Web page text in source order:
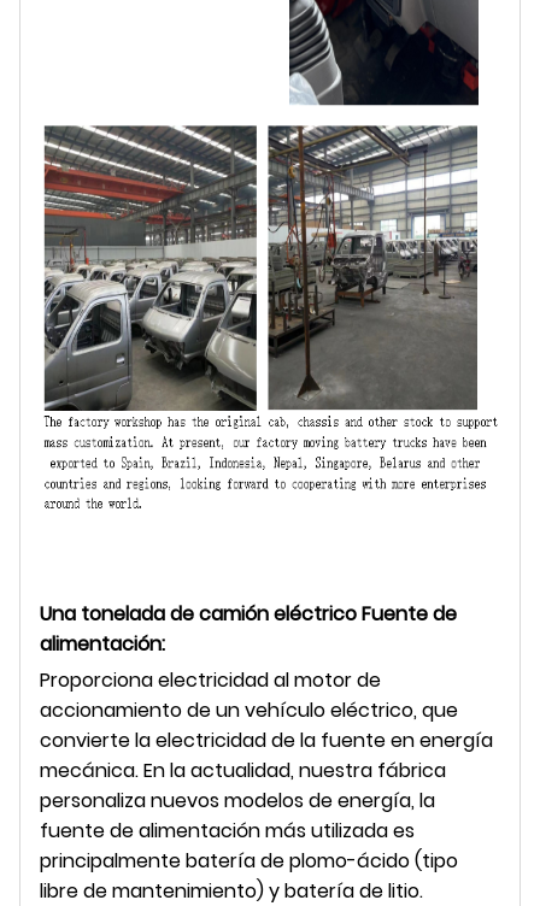
Una tonelada de camión eléctrico Fuente de
alimentación:
Proporciona electricidad al motor de
accionamiento de un vehículo eléctrico, que
convierte la electricidad de la fuente en energía
mecánica. En la actualidad, nuestra fábrica
personaliza nuevos modelos de energía, la
fuente de alimentación más utilizada es
principalmente batería de plomo-ácido (tipo
libre de mantenimiento) y batería de litio.